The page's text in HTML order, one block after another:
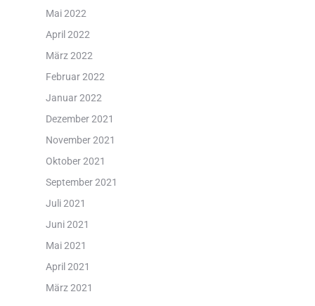
Mai 2022
April 2022
März 2022
Februar 2022
Januar 2022
Dezember 2021
November 2021
Oktober 2021
September 2021
Juli 2021
Juni 2021
Mai 2021
April 2021
März 2021